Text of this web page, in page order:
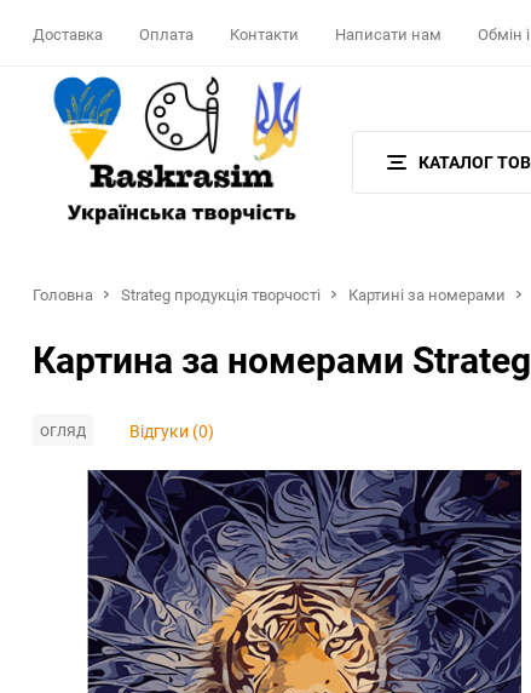
Доставка Оплата Контакти Написати нам Обмін
КАТАЛОГ
Головна Strateg продукція творчості Картині за номерами
Картина за номерами
огляд Відгуки (0)